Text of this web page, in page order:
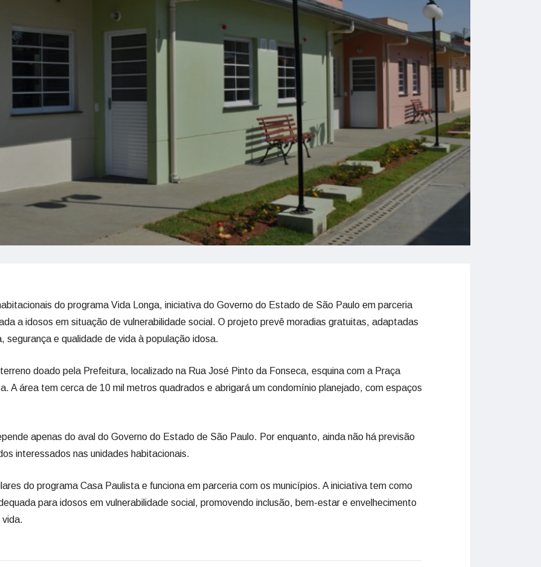
do programa Vida Longa, iniciativa do Governo do Estado de São Paulo em parceria
a idosos em situação de vulnerabilidade social. O projeto prevê moradias gratuitas, adaptadas
segurança e qualidade de vida à população idosa.
doado pela Prefeitura, localizado na Rua José Pinto da Fonseca, esquina com a Praça
A área tem cerca de 10 mil metros quadrados e abrigará um condomínio planejado, com espaços
apenas do aval do Governo do Estado de São Paulo. Por enquanto, ainda não há previsão
interessados nas unidades habitacionais.
do programa Casa Paulista e funciona em parceria com os municípios. A iniciativa tem como
para idosos em vulnerabilidade social, promovendo inclusão, bem-estar e envelhecimento
vida.